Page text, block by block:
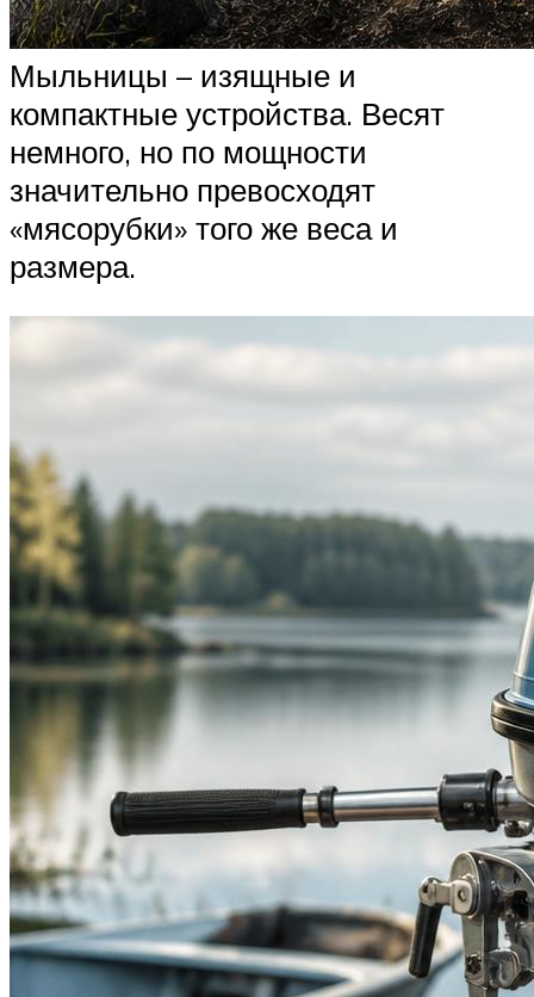
Мыльницы – изящные и
компактные устройства. Весят
немного, но по мощности
значительно превосходят
«мясорубки» того же веса и
размера.